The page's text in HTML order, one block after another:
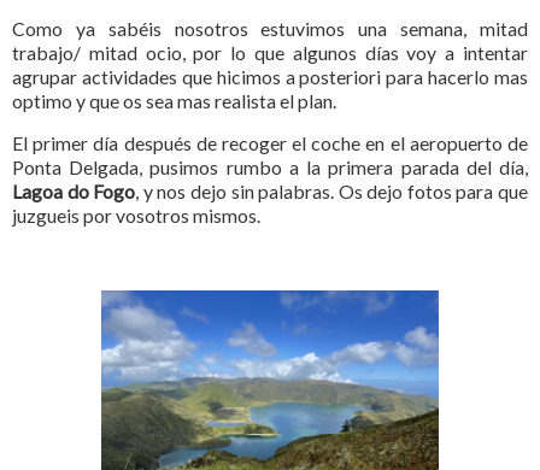
Como ya sabéis nosotros estuvimos una semana, mitad
trabajo/ mitad ocio, por lo que algunos días voy a intentar
agrupar actividades que hicimos a posteriori para hacerlo mas
optimo y que os sea mas realista el plan.
El primer día después de recoger el coche en el aeropuerto de
Ponta Delgada, pusimos rumbo a la primera parada del día,
Lagoa do Fogo, y nos dejo sin palabras. Os dejo fotos para que
juzgueis por vosotros mismos.